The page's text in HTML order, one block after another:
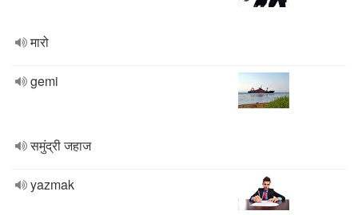
मारो
gemi
समुंद्री जहाज
yazmak